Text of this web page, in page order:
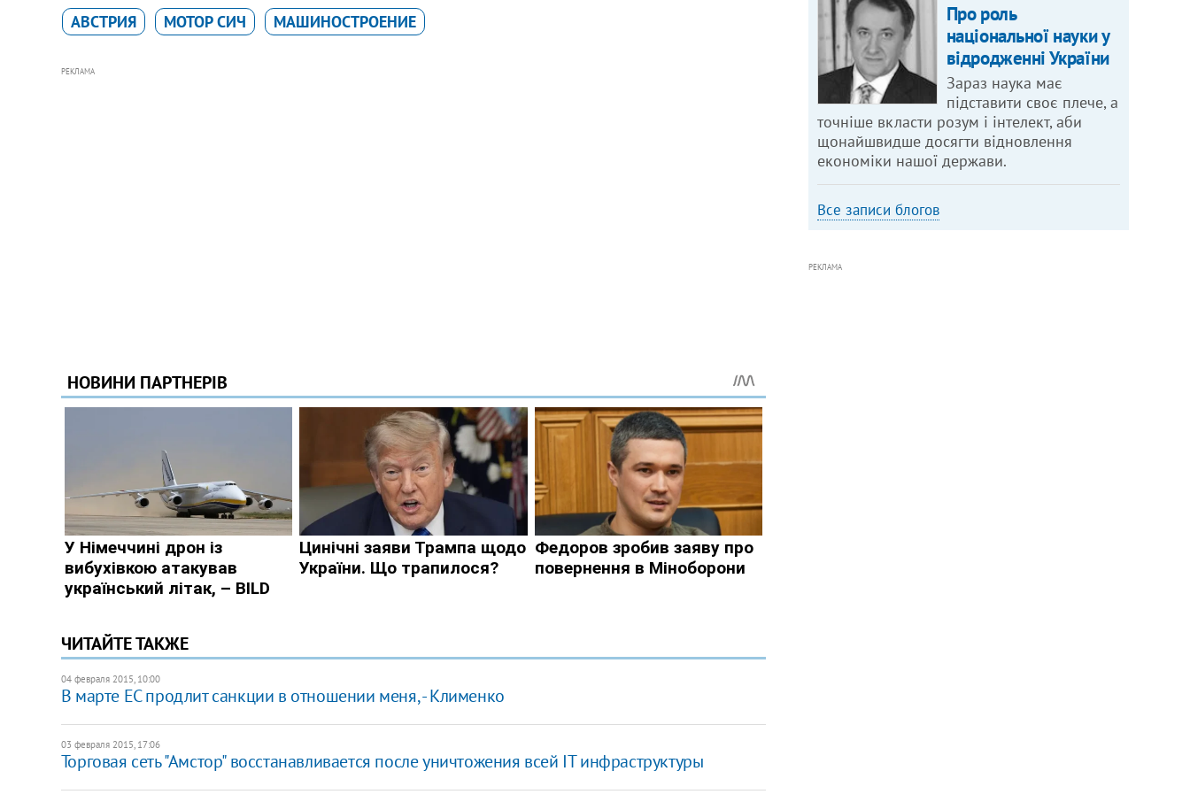
АВСТРИЯ МОТОР СИЧ МАШИНОСТРОЕНИЕ
РЕКЛАМА
ЧИТАЙТЕ ТАКЖЕ
04 февраля 2015, 10:00
В марте ЕС продлит санкции в отношении меня, - Клименко
03 февраля 2015, 17:06
Торговая сеть "Амстор" восстанавливается после уничтожения всей IT инфраструктуры
Про роль
національної науки у
відродженні України
Зараз наука має
підставити своє плече, а
точніше вкласти розум і інтелект, аби
щонайшвидше досягти відновлення
економіки нашої держави.
Все записи блогов
РЕКЛАМА